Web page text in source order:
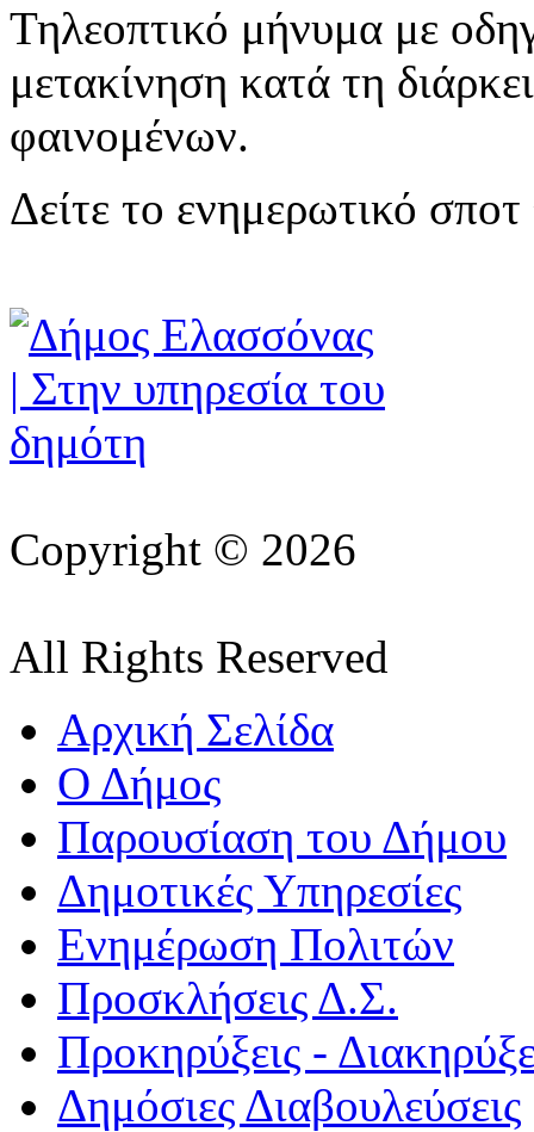
Τηλεοπτικό μήνυμα με
μετακίνηση κατά τη
φαινομένων.
Δείτε το ενημερωτικό
Copyright © 2026
All Rights Reserved
Αρχική Σελίδα
Ο Δήμος
Παρουσίαση του Δήμου
Δημοτικές Υπηρεσίες
Ενημέρωση Πολιτών
Προσκλήσεις Δ.Σ.
Προκηρύξεις -
Δημόσιες Διαβουλεύσεις